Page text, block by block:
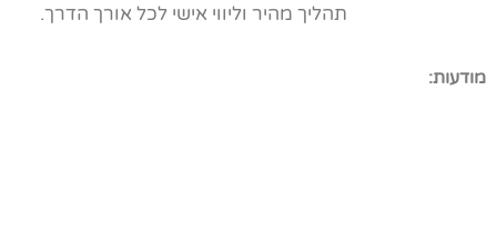
תהליך מהיר וליווי אישי לכל אורך הדרך.
מודעות: